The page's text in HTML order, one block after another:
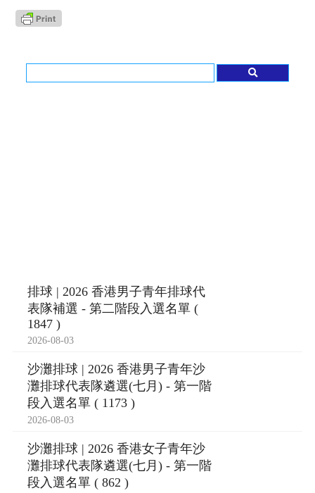
排球 | 2026 香港男子青年排球代
表隊補選 - 第二階段入選名單 (
1847 )
2026-08-03
沙灘排球 | 2026 香港男子青年沙
灘排球代表隊遴選(七月) - 第一階
段入選名單 ( 1173 )
2026-08-03
沙灘排球 | 2026 香港女子青年沙
灘排球代表隊遴選(七月) - 第一階
段入選名單 ( 862 )